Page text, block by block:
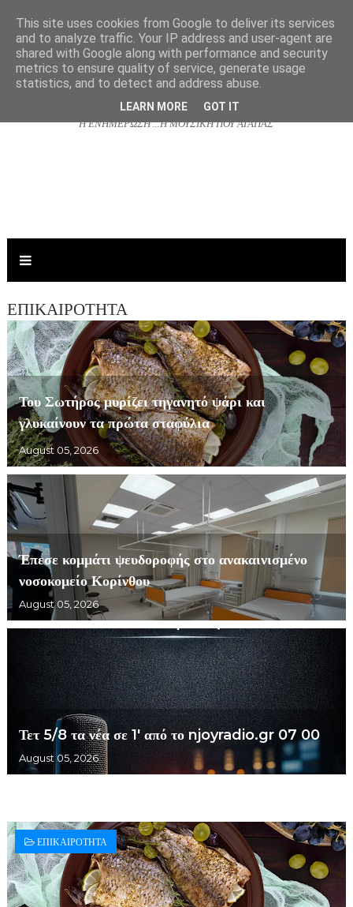
NJOYRADIO.GR
Η ΕΝΗΜΕΡΩΣΗ ...Η ΜΟΥΣΙΚΗ ΠΟΥ ΑΓΑΠΑΣ
ΕΠΙΚΑΙΡΟΤΗΤΑ
Του Σωτήρος μυρίζει τηγανητό ψάρι και
γλυκαίνουν τα πρώτα σταφύλια
August 05, 2026
Έπεσε κομμάτι ψευδοροφής στο ανακαινισμένο
νοσοκομείο Κορίνθου
August 05, 2026
Τετ 5/8 τα νέα σε 1' από το njoyradio.gr 07 00
August 05, 2026
ΕΠΙΚΑΙΡΟΤΗΤΑ
This site uses cookies from Google to deliver its services
and to analyze traffic. Your IP address and user-agent are
shared with Google along with performance and security
metrics to ensure quality of service, generate usage
statistics, and to detect and address abuse.
LEARN MORE GOT IT